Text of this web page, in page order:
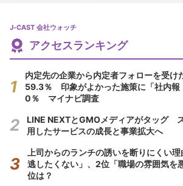
J-CAST 会社ウォッチ
アクセスランキング
内定先の企業から内定者フォローを受け
59.3％ 印象がよかった施策に「社内報
0％ マイナビ調査
LINE NEXTとGMOメディアがタッグ
用したサービスの成長と事業拡大へ
上司からのランチの誘いを断りにくい
逃したくない」、2位「職場の雰囲気を
位は？